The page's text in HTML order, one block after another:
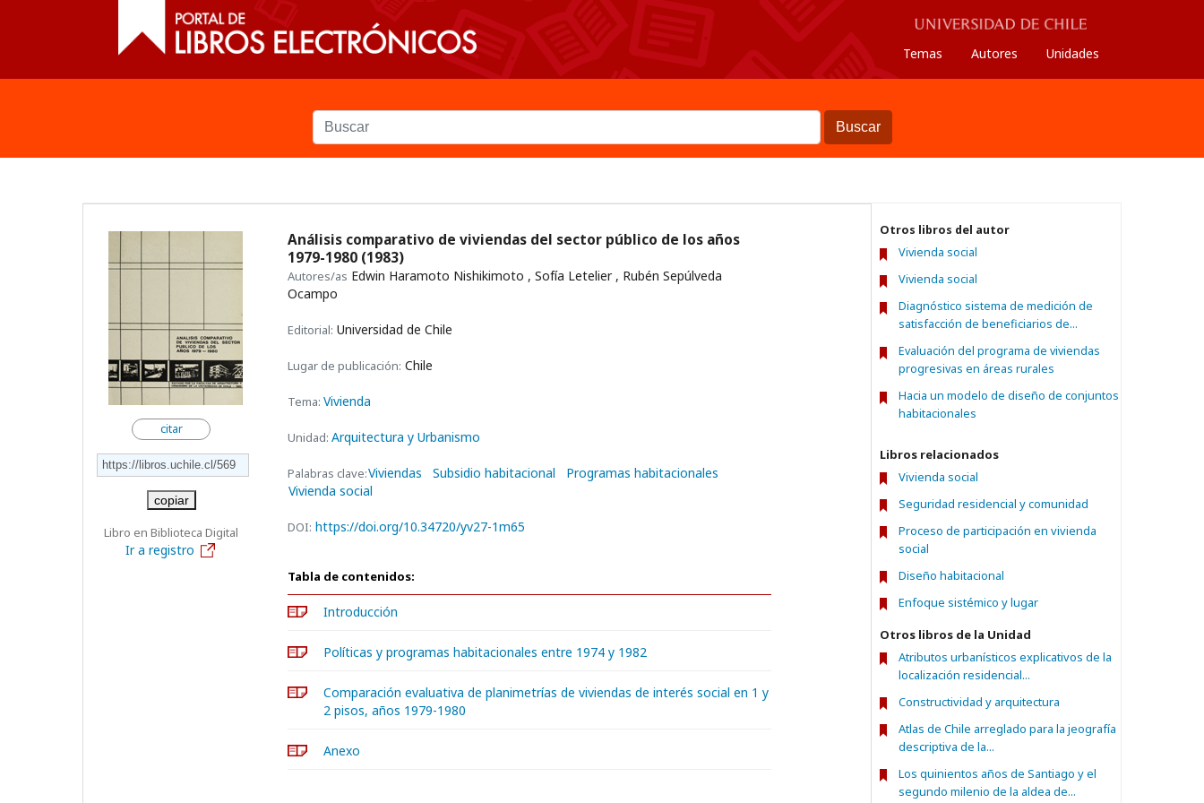
Temas Autores Unidades
Buscar
citar
copiar
Libro en Biblioteca Digital
Ir a registro
Análisis comparativo de viviendas del sector público de los años
1979-1980 (1983)
Autores/as Edwin Haramoto Nishikimoto , Sofía Letelier , Rubén Sepúlveda
Ocampo
Editorial: Universidad de Chile
Lugar de publicación: Chile
Tema: Vivienda
Unidad: Arquitectura y Urbanismo
Palabras clave:Viviendas Subsidio habitacional
Programas habitacionales
Vivienda social
DOI: https://doi.org/10.34720/yv27-1m65
Tabla de contenidos:
Introducción
Políticas y programas habitacionales entre 1974 y 1982
Comparación evaluativa de planimetrías de viviendas de interés social en 1 y
2 pisos, años 1979-1980
Anexo
Otros libros del autor
Vivienda social
Vivienda social
Diagnóstico sistema de medición de
satisfacción de beneficiarios de...
Evaluación del programa de viviendas
progresivas en áreas rurales
Hacia un modelo de diseño de conjuntos
habitacionales
Libros relacionados
Vivienda social
Seguridad residencial y comunidad
Proceso de participación en vivienda
social
Diseño habitacional
Enfoque sistémico y lugar
Otros libros de la Unidad
Atributos urbanísticos explicativos de la
localización residencial...
Constructividad y arquitectura
Atlas de Chile arreglado para la jeografía
descriptiva de la...
Los quinientos años de Santiago y el
segundo milenio de la aldea de...